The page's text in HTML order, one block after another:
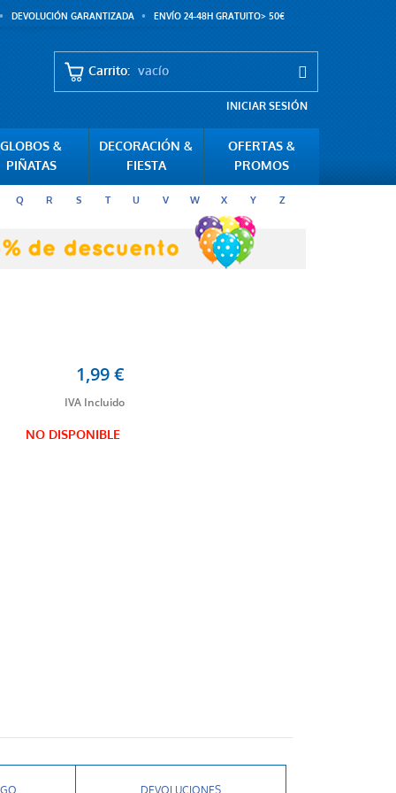
DEVOLUCIÓN GARANTIZADA ENVÍO 24-48H GRATUITO> 50€
Carrito: vacío
INICIAR SESIÓN
GLOBOS &
PIÑATAS
DECORACIÓN &
FIESTA
OFERTAS &
PROMOS
Q R S T U V W X Y Z
1,99 €
NO DISPONIBLE